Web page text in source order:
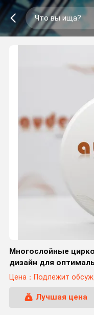
Многослойные
дизайн для
Цена：Подлежит
Лучшая цена